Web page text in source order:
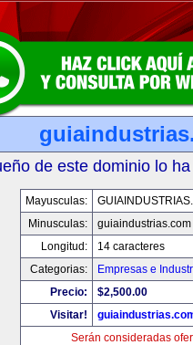
de este dominio lo
Mayusculas:
Minusculas:
guiaindustrias.com
Longitud:
14 caracteres
Categorias:
Empresas e
Precio:
$2,500.00
Visitar!
Serán consideradas